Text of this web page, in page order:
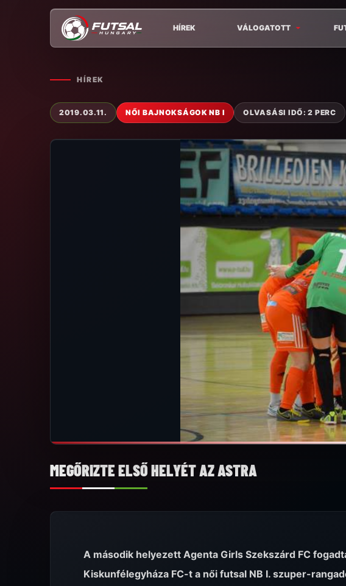
HÍREK VÁLOGATOTT
HÍREK
2019.03.11. NŐI BAJNOKSÁGOK NB I OLVASÁSI IDŐ: 2 PERC
MEGŐRIZTE ELSŐ HELYÉT AZ ASTRA
A második helyezett Agenta Girls Szekszárd FC
Kiskunfélegyháza FC-t a női futsal NB I. szuper-